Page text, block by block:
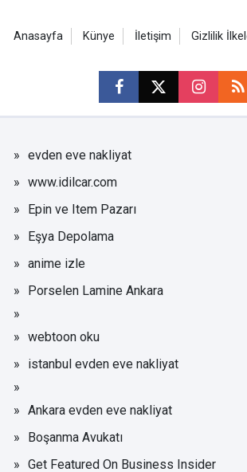
Anasayfa Künye İletişim Gizlilik
evden eve nakliyat
www.idilcar.com
Epin ve Item Pazarı
Eşya Depolama
anime izle
Porselen Lamine Ankara
webtoon oku
istanbul evden eve nakliyat
Ankara evden eve nakliyat
Boşanma Avukatı
Get Featured On Business Insider